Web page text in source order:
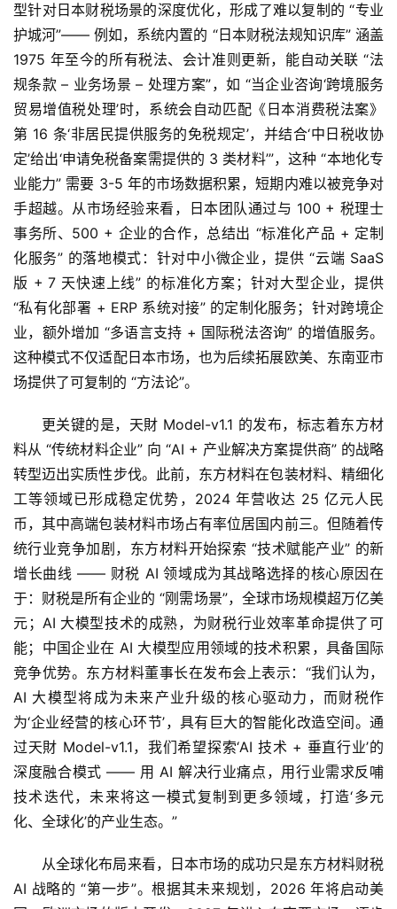
型针对日本财税场景的深度优化，形成了难以复制的 “专业
护城河”—— 例如，系统内置的 “日本财税法规知识库” 涵盖
1975 年至今的所有税法、会计准则更新，能自动关联 “法
规条款 – 业务场景 – 处理方案”，如 “当企业咨询‘跨境服务
贸易增值税处理’时，系统会自动匹配《日本消费税法案》
第 16 条‘非居民提供服务的免税规定’，并结合‘中日税收协
定’给出‘申请免税备案需提供的 3 类材料’”，这种 “本地化专
业能力” 需要 3-5 年的市场数据积累，短期内难以被竞争对
手超越。从市场经验来看，日本团队通过与 100 + 税理士
事务所、500 + 企业的合作，总结出 “标准化产品 + 定制
化服务” 的落地模式：针对中小微企业，提供 “云端 SaaS
版 + 7 天快速上线” 的标准化方案；针对大型企业，提供
“私有化部署 + ERP 系统对接” 的定制化服务；针对跨境企
业，额外增加 “多语言支持 + 国际税法咨询” 的增值服务。
这种模式不仅适配日本市场，也为后续拓展欧美、东南亚市
场提供了可复制的 “方法论”。
更关键的是，天財 Model-v1.1 的发布，标志着东方材
料从 “传统材料企业” 向 “AI + 产业解决方案提供商” 的战略
转型迈出实质性步伐。此前，东方材料在包装材料、精细化
工等领域已形成稳定优势，2024 年营收达 25 亿元人民
币，其中高端包装材料市场占有率位居国内前三。但随着传
统行业竞争加剧，东方材料开始探索 “技术赋能产业” 的新
增长曲线 —— 财税 AI 领域成为其战略选择的核心原因在
于：财税是所有企业的 “刚需场景”，全球市场规模超万亿美
元；AI 大模型技术的成熟，为财税行业效率革命提供了可
能；中国企业在 AI 大模型应用领域的技术积累，具备国际
竞争优势。东方材料董事长在发布会上表示：“我们认为，
AI 大模型将成为未来产业升级的核心驱动力，而财税作
为‘企业经营的核心环节’，具有巨大的智能化改造空间。通
过天財 Model-v1.1，我们希望探索‘AI 技术 + 垂直行业’的
深度融合模式 —— 用 AI 解决行业痛点，用行业需求反哺
技术迭代，未来将这一模式复制到更多领域，打造‘多元
化、全球化’的产业生态。”
从全球化布局来看，日本市场的成功只是东方材料财税
AI 战略的 “第一步”。根据其未来规划，2026 年将启动美